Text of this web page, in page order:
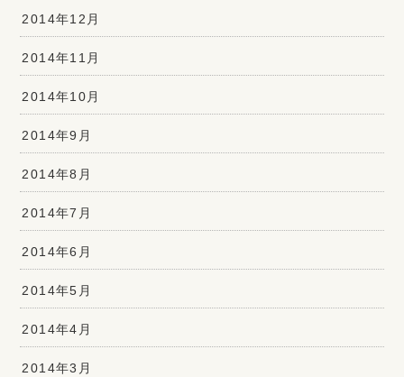
2014年12月
2014年11月
2014年10月
2014年9月
2014年8月
2014年7月
2014年6月
2014年5月
2014年4月
2014年3月